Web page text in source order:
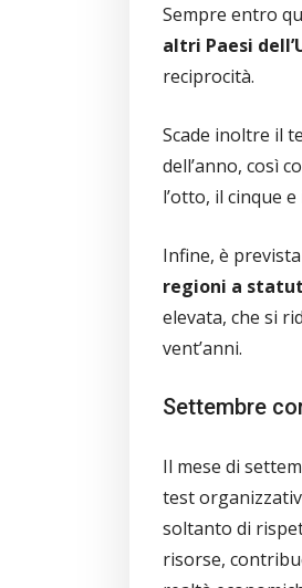
Sempre entro
altri Paesi
reciprocità.
Scade inoltre il
dell’anno, così
l’otto, il cinque
Infine, è
regioni a
elevata, che si
vent’anni.
Settembre
Il mese di
test
soltanto di
risorse,